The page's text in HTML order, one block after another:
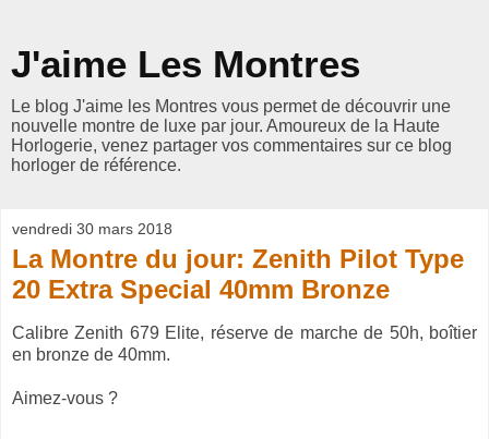
J'aime Les Montres
Le blog J'aime les Montres vous permet de découvrir une
nouvelle montre de luxe par jour. Amoureux de la Haute
Horlogerie, venez partager vos commentaires sur ce blog
horloger de référence.
vendredi 30 mars 2018
La Montre du jour: Zenith Pilot Type
20 Extra Special 40mm Bronze
Calibre Zenith 679 Elite, réserve de marche de 50h, boîtier
en bronze de 40mm.
Aimez-vous ?